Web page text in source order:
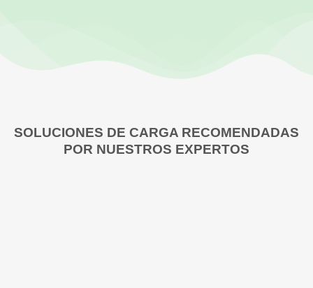
SOLUCIONES DE CARGA RECOMENDADAS
POR NUESTROS EXPERTOS